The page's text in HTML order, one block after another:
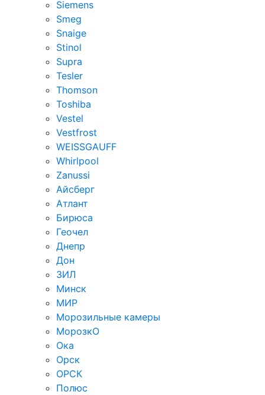
Siemens
Smeg
Snaige
Stinol
Supra
Tesler
Thomson
Toshiba
Vestel
Vestfrost
WEISSGAUFF
Whirlpool
Zanussi
Айсберг
Атлант
Бирюса
Геочел
Днепр
Дон
ЗИЛ
Минск
МИР
Морозильные камеры
МорозкО
Ока
Орск
ОРСК
Полюс